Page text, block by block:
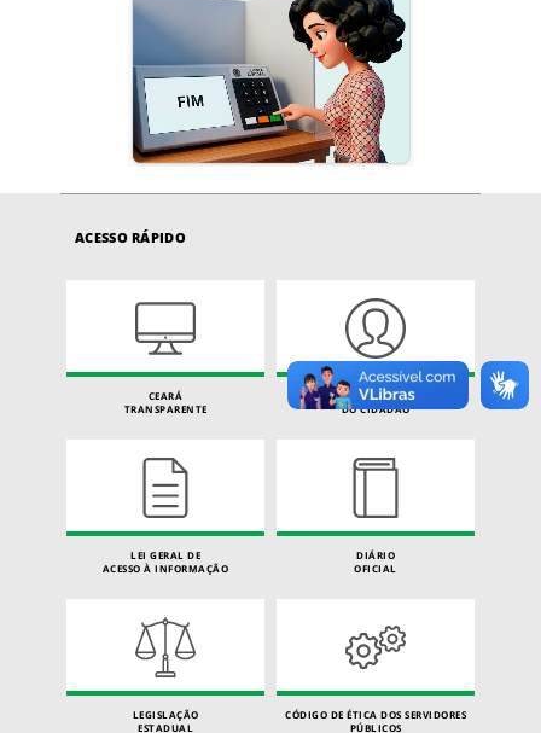
ACESSO RÁPIDO
CEARÁ
TRANSPARENTE
CARTA DE SERVIÇOS
DO CIDADÃO
LEI GERAL DE
ACESSO À INFORMAÇÃO
DIÁRIO
OFICIAL
LEGISLAÇÃO
ESTADUAL
CÓDIGO DE ÉTICA DOS SERVIDORES
PÚBLICOS